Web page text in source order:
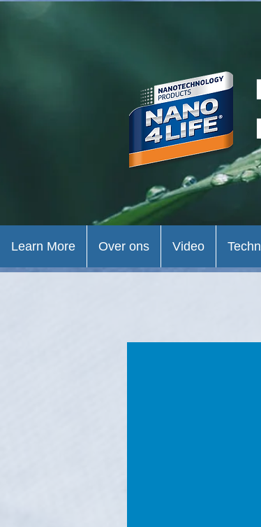
Learn More Over ons Video